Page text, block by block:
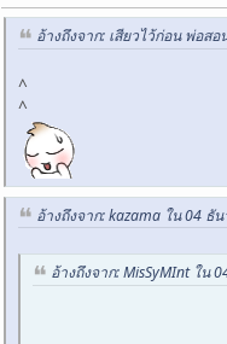
อ้างถึงจาก: เสียวไว้ก่อน พ่อส
^
^
อ้างถึงจาก: kazama ใน 04 ธั
อ้างถึงจาก: MisSyMInt ใน